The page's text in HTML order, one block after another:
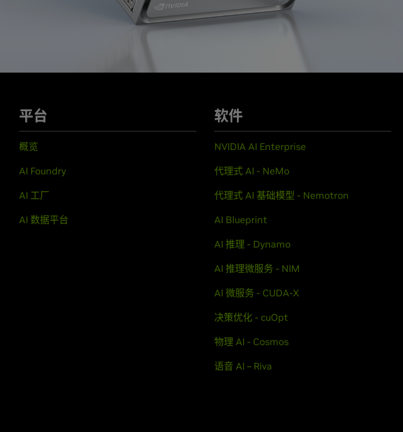
平台
概览
AI Foundry
AI 工厂
AI 数据平台
软件
NVIDIA AI Enterprise
代理式 AI - NeMo
代理式 AI 基础模型 - Nemotron
AI Blueprint
AI 推理 - Dynamo
AI 推理微服务 - NIM
AI 微服务 - CUDA-X
决策优化 - cuOpt
物理 AI - Cosmos
语音 AI – Riva